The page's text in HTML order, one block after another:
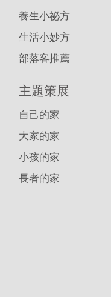
養生小祕方
生活小妙方
部落客推薦
主題策展
自己的家
大家的家
小孩的家
長者的家